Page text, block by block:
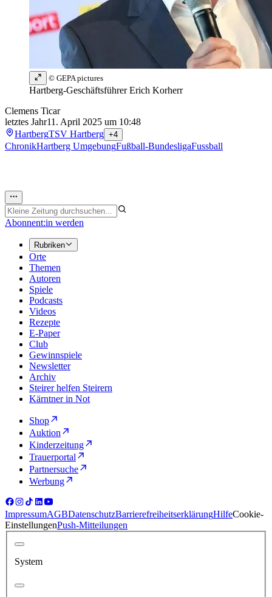
© GEPA pictures
Hartberg-Geschäftsführer Erich Korherr
Clemens Ticar
letztes Jahr11. April 2025 um 10:48
HartbergTSV Hartberg +4
ChronikHartberg UmgebungFußball-BundesligaFussball
Abonnent:in werden
Rubriken
Orte
Themen
Autoren
Spiele
Podcasts
Videos
Rezepte
E-Paper
Club
Gewinnspiele
Newsletter
Archiv
Steirer helfen Steirern
Kärntner in Not
Shop
Auktion
Kinderzeitung
Trauerportal
Partnersuche
Werbung
ImpressumAGBDatenschutzBarrierefreiheitserklärungHilfeCookie-
EinstellungenPush-Mitteilungen
System